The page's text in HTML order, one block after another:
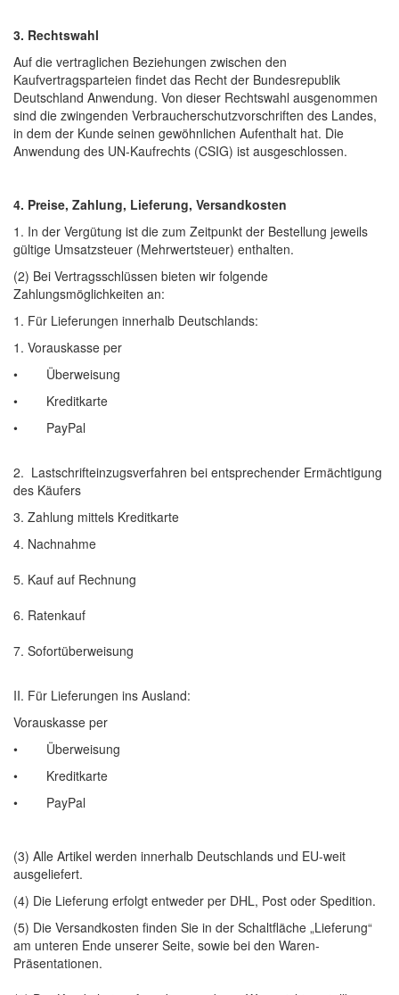
3. Rechtswahl
Auf die vertraglichen Beziehungen zwischen den
Kaufvertragsparteien findet das Recht der Bundesrepublik
Deutschland Anwendung. Von dieser Rechtswahl ausgenommen
sind die zwingenden Verbraucherschutzvorschriften des Landes,
in dem der Kunde seinen gewöhnlichen Aufenthalt hat. Die
Anwendung des UN-Kaufrechts (CSIG) ist ausgeschlossen.
4. Preise, Zahlung, Lieferung, Versandkosten
1. In der Vergütung ist die zum Zeitpunkt der Bestellung jeweils
gültige Umsatzsteuer (Mehrwertsteuer) enthalten.
(2) Bei Vertragsschlüssen bieten wir folgende
Zahlungsmöglichkeiten an:
1. Für Lieferungen innerhalb Deutschlands:
1. Vorauskasse per
• Überweisung
• Kreditkarte
• PayPal
2. Lastschrifteinzugsverfahren bei entsprechender Ermächtigung
des Käufers
3. Zahlung mittels Kreditkarte
4. Nachnahme
5. Kauf auf Rechnung
6. Ratenkauf
7. Sofortüberweisung
II. Für Lieferungen ins Ausland:
Vorauskasse per
• Überweisung
• Kreditkarte
• PayPal
(3) Alle Artikel werden innerhalb Deutschlands und EU-weit
ausgeliefert.
(4) Die Lieferung erfolgt entweder per DHL, Post oder Spedition.
(5) Die Versandkosten finden Sie in der Schaltfläche „Lieferung“
am unteren Ende unserer Seite, sowie bei den Waren-
Präsentationen.